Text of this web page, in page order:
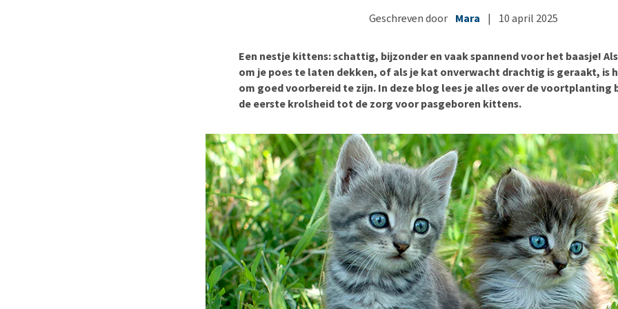
Vegan hondenvoer
Snacks
Bekijk alles
Voer- en drinkbakken
Puppy benodigdheden
Bekijk alles
Puppy apotheek
Bekijk alles
Bekijk alles
Ouderdom en dementie
Bekijk alles
Geschreven door Mara | 10 april 2025
Een nestje kittens: schattig, bijzonder en vaak spannend voor het baasje!
om je poes te laten dekken, of als je kat onverwacht drachtig is geraakt, is
om goed voorbereid te zijn. In deze blog lees je alles over de voortplanting
de eerste krolsheid tot de zorg voor pasgeboren kittens.